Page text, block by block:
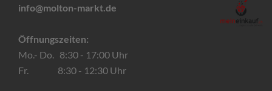
info@molton-markt.de
Öffnungszeiten:
Mo.- Do. 8:30 - 17:00 Uhr
Fr. 8:30 - 12:30 Uhr